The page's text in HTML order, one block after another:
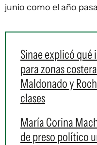
junio como el año
Sinae explicó qué
para zonas
Maldonado y
clases
María Corina
de preso político